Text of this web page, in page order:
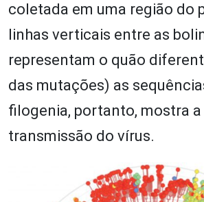
coletada em uma região do
linhas verticais entre as
representam o quão
das mutações) as
filogenia, portanto, mostra
transmissão do vírus.